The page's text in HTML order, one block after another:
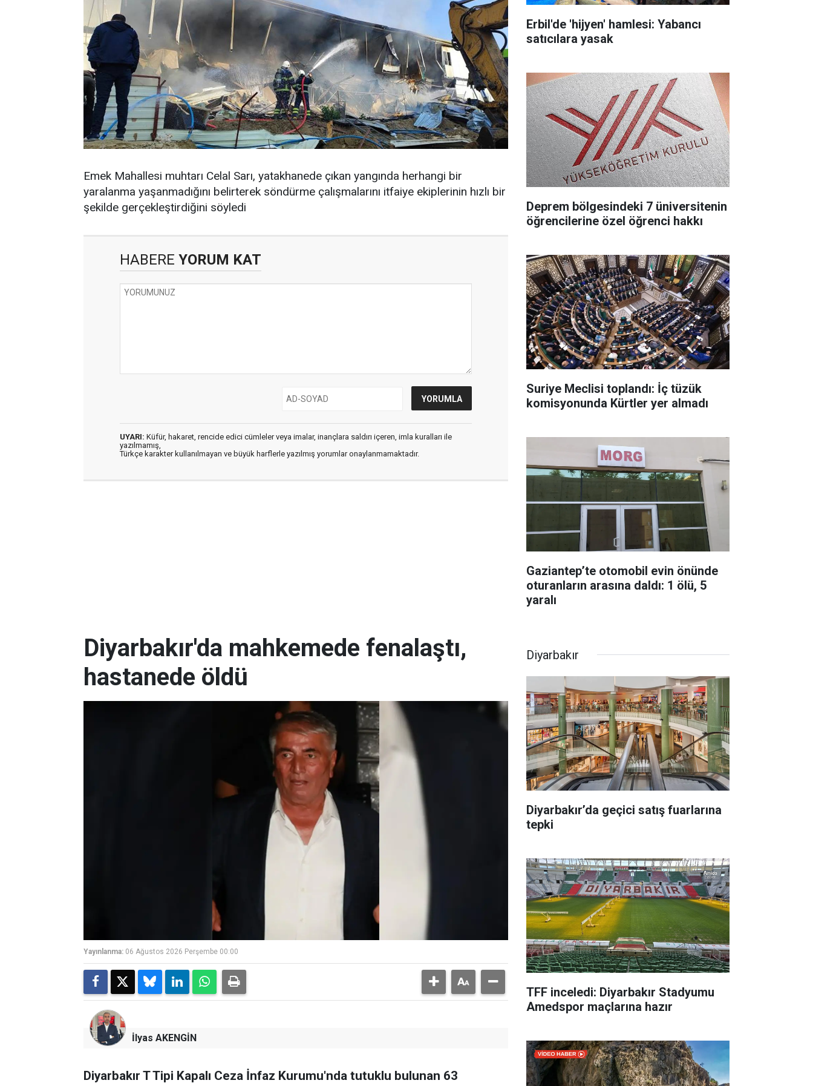
Emek Mahallesi muhtarı Celal Sarı, yatakhanede çıkan yangında herhangi bir
yaralanma yaşanmadığını belirterek söndürme çalışmalarını itfaiye ekiplerinin hızlı bir
şekilde gerçekleştirdiğini söyledi
HABERE YORUM KAT
UYARI: Küfür, hakaret, rencide edici cümleler veya imalar, inançlara saldırı içeren, imla kuralları ile
yazılmamış,
Türkçe karakter kullanılmayan ve büyük harflerle yazılmış yorumlar onaylanmamaktadır.
Erbil'de 'hijyen' hamlesi: Yabancı
satıcılara yasak
Deprem bölgesindeki 7 üniversitenin
öğrencilerine özel öğrenci hakkı
Suriye Meclisi toplandı: İç tüzük
komisyonunda Kürtler yer almadı
Gaziantep’te otomobil evin önünde
oturanların arasına daldı: 1 ölü, 5
yaralı
Diyarbakır'da mahkemede fenalaştı,
hastanede öldü
Yayınlanma: 06 Ağustos 2026 Perşembe 00:00
İlyas AKENGİN
Diyarbakır T Tipi Kapalı Ceza İnfaz Kurumu'nda tutuklu bulunan 63
Diyarbakır
Diyarbakır’da geçici satış fuarlarına
tepki
TFF inceledi: Diyarbakır Stadyumu
Amedspor maçlarına hazır